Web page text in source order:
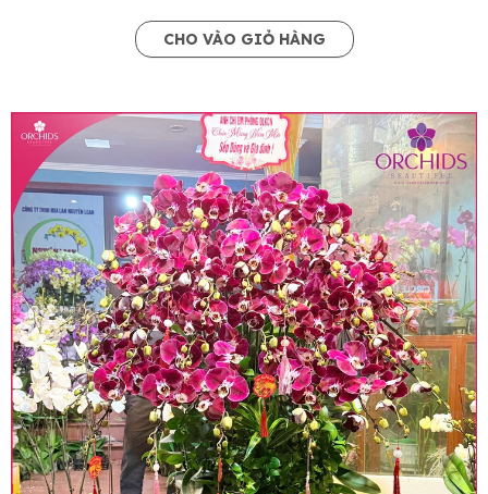
CHO VÀO GIỎ HÀNG